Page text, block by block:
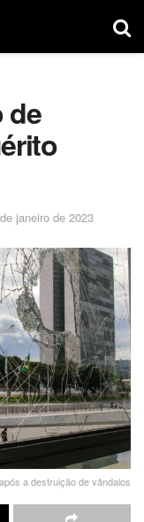
de
janeiro de 2023
a destruição de vândalos